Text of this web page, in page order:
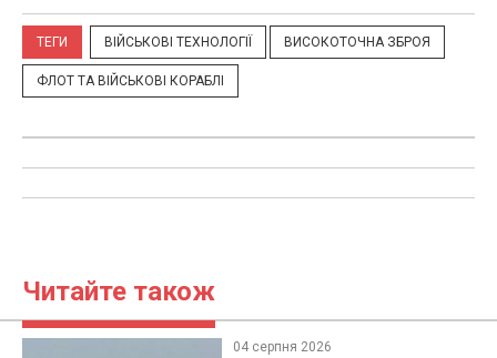
ТЕГИ ВІЙСЬКОВІ ТЕХНОЛОГІЇ ВИСОКОТОЧНА ЗБРОЯ
ФЛОТ ТА ВІЙСЬКОВІ КОРАБЛІ
Читайте також
04 серпня 2026